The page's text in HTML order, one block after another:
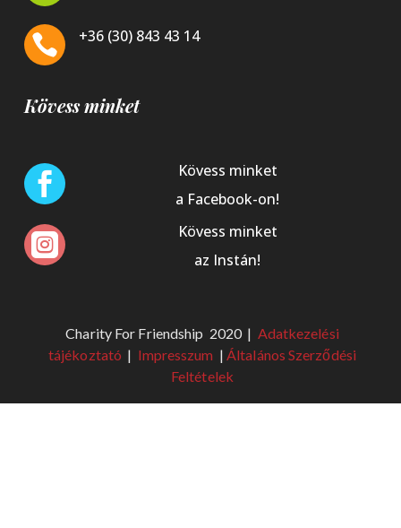
 +36 (30) 843 43 14
Kövess minket

Kövess minket
a Facebook-on!

Kövess minket
az Instán!
Charity For Friendship 2020 | Adatkezelési
tájékoztató | Impresszum | Általános Szerződési
Feltételek